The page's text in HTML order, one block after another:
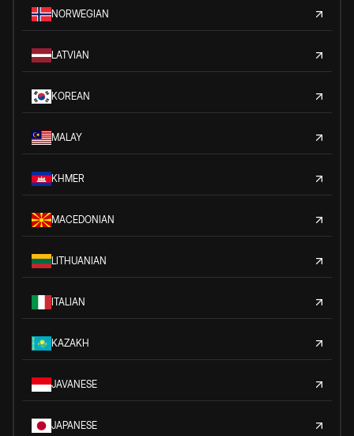
NORWEGIAN
LATVIAN
KOREAN
MALAY
KHMER
MACEDONIAN
LITHUANIAN
ITALIAN
KAZAKH
JAVANESE
JAPANESE